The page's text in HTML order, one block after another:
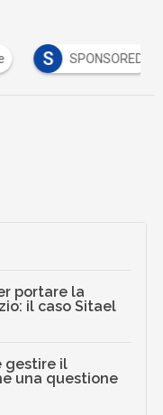
Tutto
portare la
il caso Sitael
gestire il
una questione